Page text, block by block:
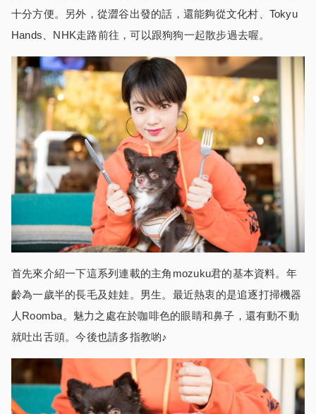
十分方便。另外，從澀谷出發的話，還能夠從文化村、Tokyu
Hands、NHK走路前往，可以跟狗狗一起散步過去喔。
首先來介紹一下這系列連載的主角mozuku君的基本資料。年
齡為一歲半的長毛及娃娃。男生。最近熱衷的是追逐打掃機器
人Roomba。魅力之處在於咖啡色的眼睛和鼻子，還有動不動
就吐出舌頭。今後也請多指教喲♪